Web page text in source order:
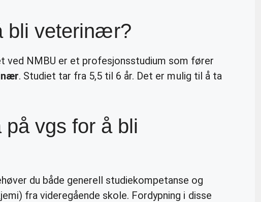
bli veterinær?
ved NMBU er et profesjonsstudium som fører
. Studiet tar fra 5,5 til 6 år. Det er mulig til å ta
vgs for å bli
du både generell studiekompetanse og
fra videregående skole. Fordypning i disse